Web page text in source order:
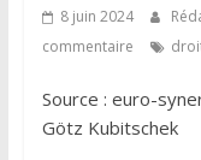
8 juin 2024
commentaire
Source : euro-
Götz Kubitschek